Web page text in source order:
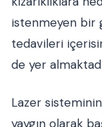
istenmeyen bir
tedavileri
de yer
Lazer sisteminin
yaygın olarak